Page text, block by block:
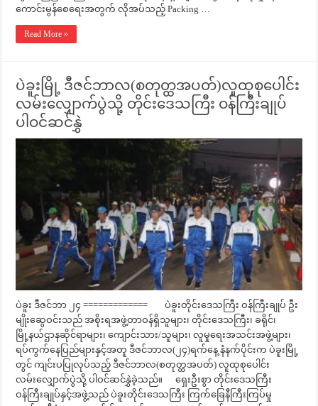
ကောင်းမွန်စေရေးအတွက် လိုအပ်သည့် Packing …
Read More »
ပဲခူးမြို့ ဒီဇင်ဘာလ(စတုတ္ထအပတ်)လူထုစုပေါင်း
လမ်းလျှောက်ပွဲသို့ တိုင်းဒေသကြီး ဝန်ကြီးချုပ်
ပါဝင်ဆင်နွှဲ
ပဲခူး ဒီဇင်ဘာ ၂၄ ============= ပဲခူးတိုင်းဒေသကြီး ဝန်ကြီးချုပ် ဦး
မျိုးဆွေဝင်းသည် အစိုးရအဖွဲ့တာဝန်ရှိသူများ၊ တိုင်းဒေသကြီး၊ ခရိုင်၊
မြို့နယ်ဌာနဆိုင်ရာများ၊ ကျောင်းသား/သူများ၊ လူမှုရေးအသင်းအဖွဲ့များ၊
ရပ်ကွက်နေပြည်များနှင့်အတူ ဒီဇင်ဘာလ(၂၄)ရက်နေ့ နံနက်ပိုင်းက ပဲခူးမြို့
တွင် ကျင်းပပြုလုပ်သည့် ဒီဇင်ဘာလ(စတုတ္ထအပတ်) လူထုစုပေါင်း
လမ်းလျှောက်ပွဲသို့ ပါဝင်ဆင်နွှဲခဲ့သည်။ ရှေးဦးစွာ တိုင်းဒေသကြီး
ဝန်ကြီးချုပ်နှင့်အဖွဲ့သည် ပဲခူးတိုင်းဒေသကြီး ကြက်ခြေနီကြီးကြပ်မှု